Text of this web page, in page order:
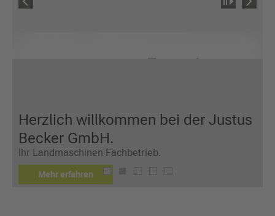
Herzlich willkommen bei der Justus
Becker GmbH.
Ihr Landmaschinen Fachbetrieb.
Mehr erfahren